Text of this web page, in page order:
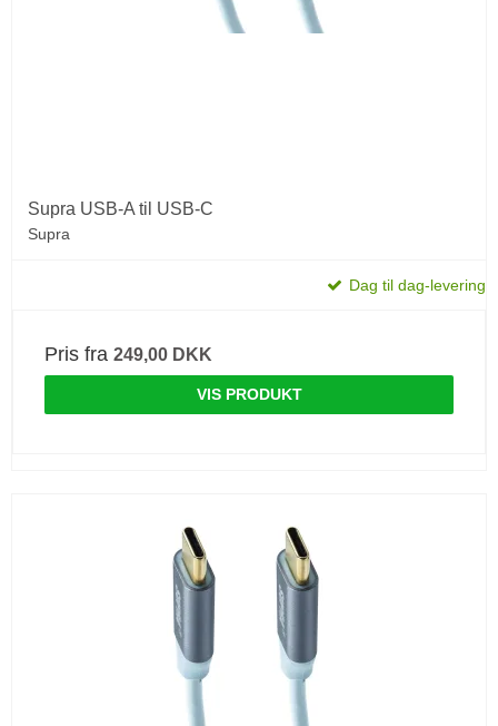
Supra USB-A til USB-C
Supra
Dag til dag-levering
Pris fra 249,00 DKK
VIS PRODUKT